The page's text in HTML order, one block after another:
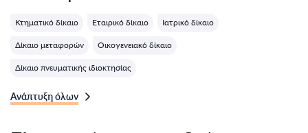
Κτηματικό δίκαιο Εταιρικό δίκαιο Ιατρικό δίκαιο
Δίκαιο μεταφορών Οικογενειακό δίκαιο
Δίκαιο πνευματικής ιδιοκτησίας
Ανάπτυξη όλων